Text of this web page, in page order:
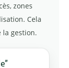
zones
Cela
la gestion.